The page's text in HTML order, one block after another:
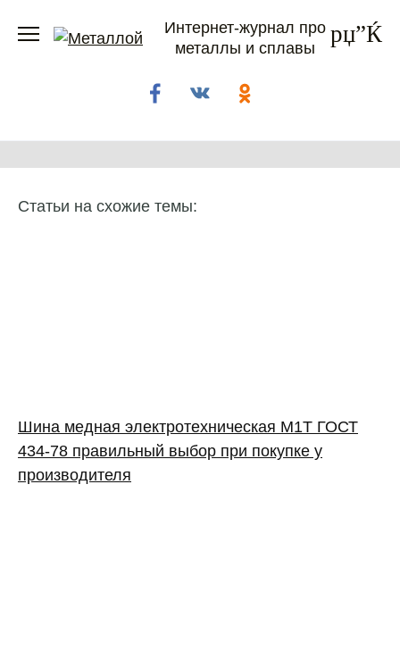
Интернет-журнал про
металлы и сплавы
Статьи на схожие темы:
Шина медная электротехническая М1Т ГОСТ
434-78 правильный выбор при покупке у
производителя